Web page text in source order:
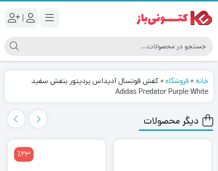
|
خانه »فروشگاه »کفش فوتسال آدیداس پردیتور بنفش سفید
Adidas Predator Purple White
دیگر محصولات
٪23